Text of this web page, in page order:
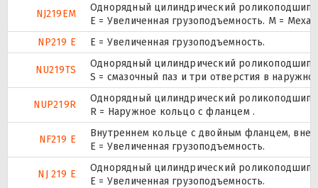
NJ219EM
Однорядный цилиндрический
E = Увеличенная грузоподъемность. М =
NP219 E
Е = Увеличенная грузоподъемность.
NU219TS
Однорядный цилиндрический
S = смазочный паз и три отверстия в
NUP219R
Однорядный цилиндрический
R = Наружное кольцо с фланцем .
NF219 E
Внутреннем кольце с двойным фланцем,
Е = Увеличенная грузоподъемность.
NJ 219 E
Однорядный цилиндрический
Е = Увеличенная грузоподъемность.